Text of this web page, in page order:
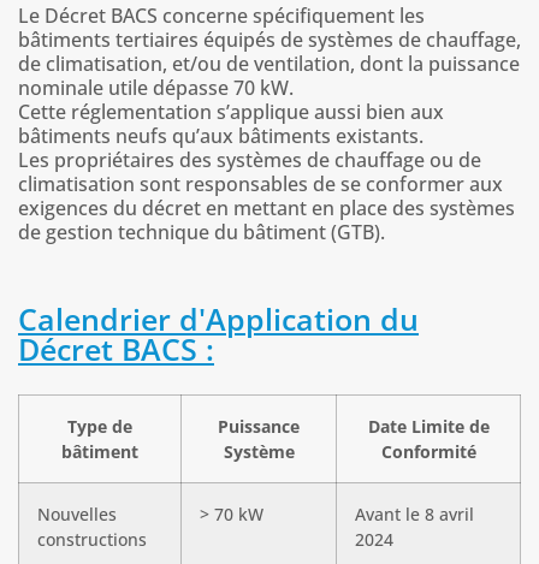
Le Décret BACS concerne spécifiquement les
bâtiments tertiaires équipés de systèmes de chauffage,
de climatisation, et/ou de ventilation, dont la puissance
nominale utile dépasse 70 kW.
Cette réglementation s’applique aussi bien aux
bâtiments neufs qu’aux bâtiments existants.
Les propriétaires des systèmes de chauffage ou de
climatisation sont responsables de se conformer aux
exigences du décret en mettant en place des systèmes
de gestion technique du bâtiment (GTB).
Calendrier d'Application du
Décret BACS :
Type de
bâtiment
Puissance
Système
Date Limite de
Conformité
Nouvelles
constructions
> 70 kW
Avant le 8 avril
2024